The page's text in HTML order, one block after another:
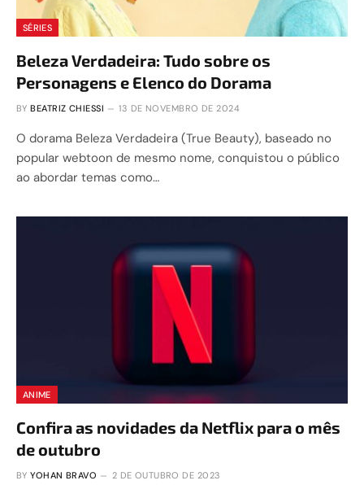
SÉRIES
Beleza Verdadeira: Tudo sobre os
Personagens e Elenco do Dorama
BY BEATRIZ CHIESSI 13 DE NOVEMBRO DE 2024
O dorama Beleza Verdadeira (True Beauty), baseado no
popular webtoon de mesmo nome, conquistou o público
ao abordar temas como…
ANIME
Confira as novidades da Netflix para o mês
de outubro
BY YOHAN BRAVO 2 DE OUTUBRO DE 2023